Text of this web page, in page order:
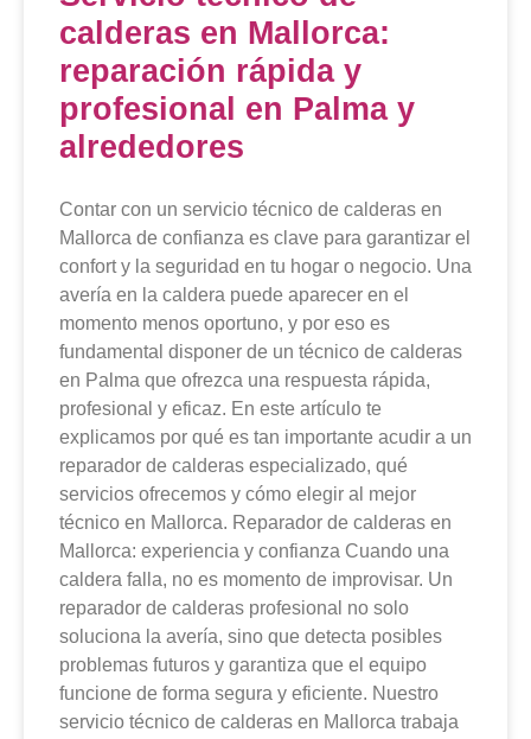
calderas en Mallorca:
reparación rápida y
profesional en Palma y
alrededores
Contar con un servicio técnico de calderas en
Mallorca de confianza es clave para garantizar el
confort y la seguridad en tu hogar o negocio. Una
avería en la caldera puede aparecer en el
momento menos oportuno, y por eso es
fundamental disponer de un técnico de calderas
en Palma que ofrezca una respuesta rápida,
profesional y eficaz. En este artículo te
explicamos por qué es tan importante acudir a un
reparador de calderas especializado, qué
servicios ofrecemos y cómo elegir al mejor
técnico en Mallorca. Reparador de calderas en
Mallorca: experiencia y confianza Cuando una
caldera falla, no es momento de improvisar. Un
reparador de calderas profesional no solo
soluciona la avería, sino que detecta posibles
problemas futuros y garantiza que el equipo
funcione de forma segura y eficiente. Nuestro
servicio técnico de calderas en Mallorca trabaja